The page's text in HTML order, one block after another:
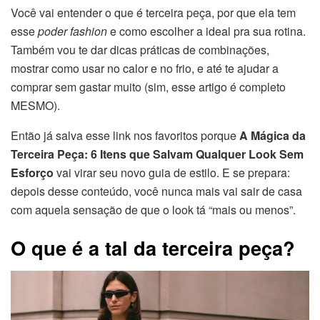
Você vai entender o que é terceira peça, por que ela tem
essepoder fashione como escolher a ideal pra sua rotina.
Também vou te dar dicas práticas de combinações,
mostrar como usar no calor e no frio, e até te ajudar a
comprar sem gastar muito (sim, esse artigo é completo
MESMO).
Então já salva esse link nos favoritos porqueA Mágica da
Terceira Peça: 6 Itens que Salvam Qualquer Look Sem
Esforço vai virar seu novo guia de estilo. E se prepara:
depois desse conteúdo, você nunca mais vai sair de casa
com aquela sensação de que o look tá “mais ou menos”.
O que é a tal da terceira peça?